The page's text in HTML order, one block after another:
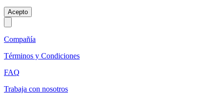
Acepto
Compañía
Términos y Condiciones
FAQ
Trabaja con nosotros